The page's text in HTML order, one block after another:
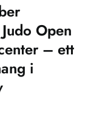
Open
– ett
i